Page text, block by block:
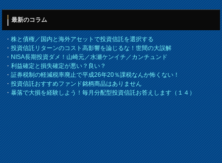
最新のコラム
・株と債権／国内と海外アセットで投資信託を選択する
・投資信託リターンのコスト高影響を論じるな！世間の大誤解
・NISA長期投資ダメ！山崎元／水瀬ケンイチ／カンチュンド
・利益確定と損失確定が悪い？良い？
・証券税制の軽減税率廃止で平成26年20％課税なんか怖くない！
・投資信託おすすめファンド銘柄商品はありません
・暴落で大損を経験しよう！毎月分配型投資信託お答えします（１４）